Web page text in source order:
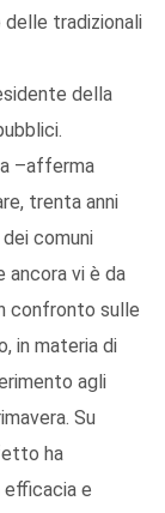
delle tradizionali
della
–afferma
trenta anni
comuni
ancora vi è da
confronto sulle
in materia di
agli
Su
ha
efficacia e